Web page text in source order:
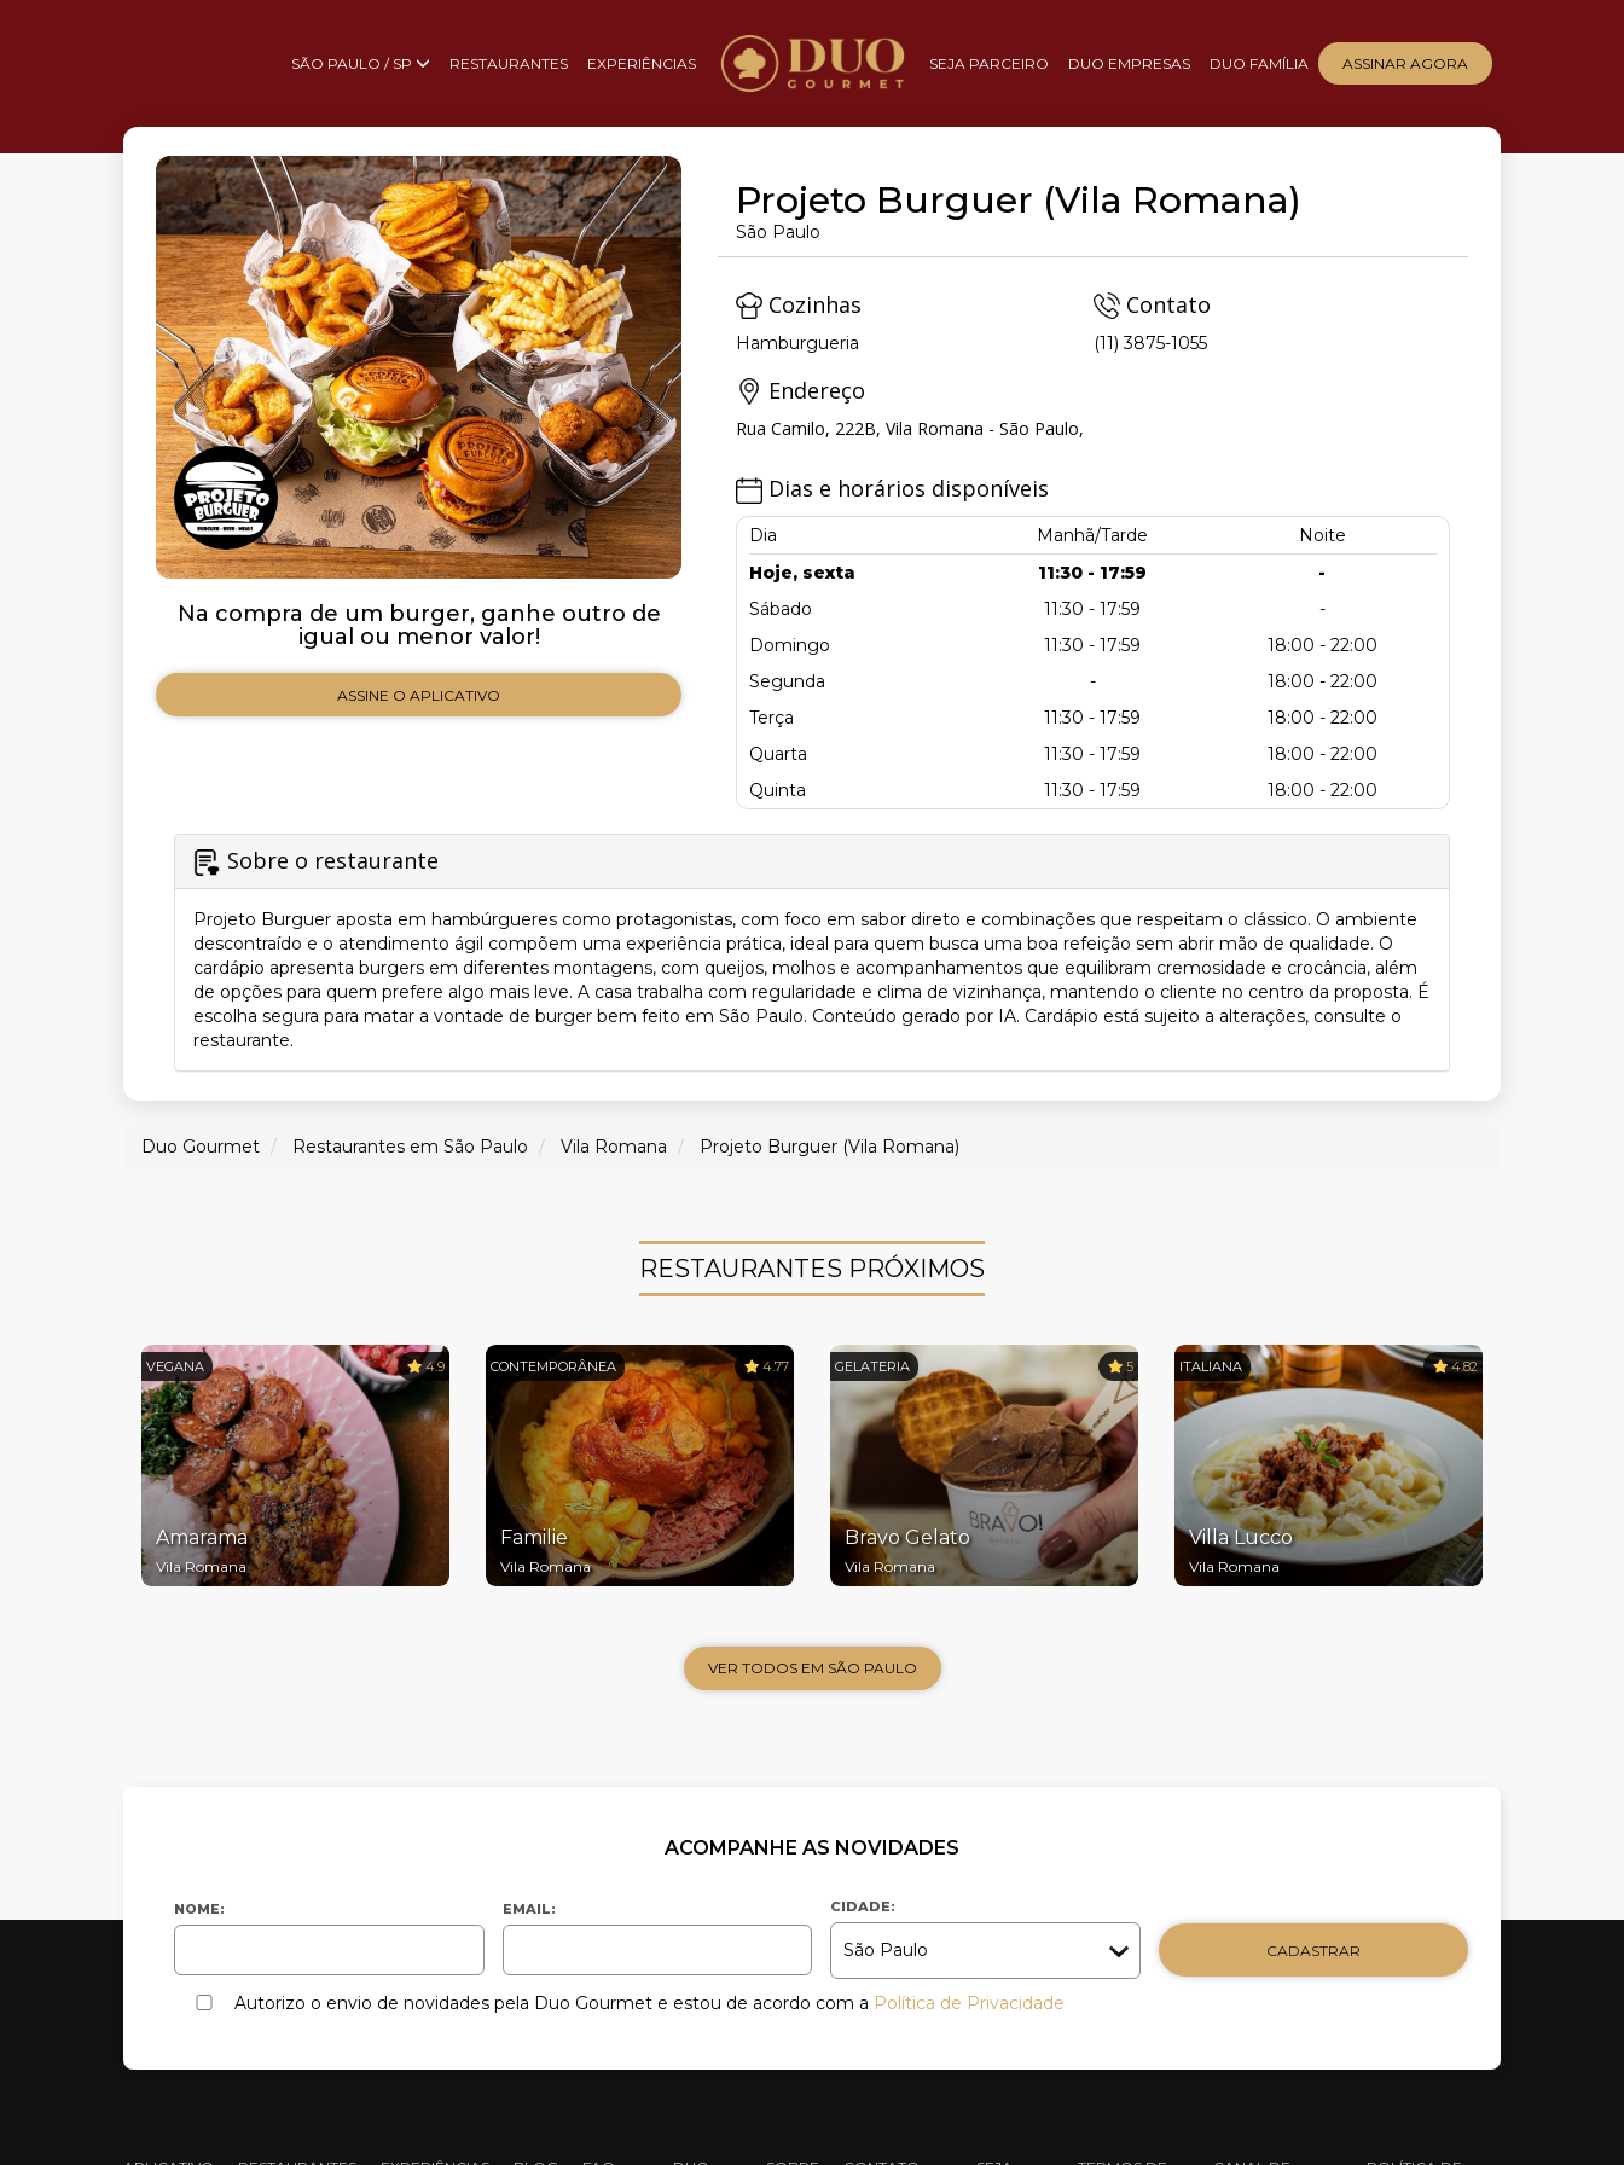
SÃO PAULO / SP RESTAURANTES EXPERIÊNCIAS SEJA PARCEIRO DUO EMPRESAS DUO FAMÍLIA ASSINAR AGORA
Na compra de um burger, ganhe outro de
igual ou menor valor!
ASSINE O APLICATIVO
Projeto Burguer (Vila Romana)
São Paulo
Cozinhas
Hamburgueria
Contato
(11) 3875-1055
Endereço
Rua Camilo, 222B, Vila Romana - São Paulo,
Dias e horários disponíveis
Dia Manhã/Tarde
Noite
Hoje, sexta
11:30 - 17:59
-
Sábado
11:30 - 17:59
-
Domingo
11:30 - 17:59
18:00 - 22:00
Segunda
-
18:00 - 22:00
Terça
11:30 - 17:59
18:00 - 22:00
Quarta
11:30 - 17:59
18:00 - 22:00
Quinta
11:30 - 17:59 18:00 - 22:00
Sobre o restaurante
Projeto Burguer aposta em hambúrgueres como protagonistas, com foco em sabor direto e combinações que respeitam o clássico. O ambiente
descontraído e o atendimento ágil compõem uma experiência prática, ideal para quem busca uma boa refeição sem abrir mão de qualidade. O
cardápio apresenta burgers em diferentes montagens, com queijos, molhos e acompanhamentos que equilibram cremosidade e crocância, além
de opções para quem prefere algo mais leve. A casa trabalha com regularidade e clima de vizinhança, mantendo o cliente no centro da proposta. É
escolha segura para matar a vontade de burger bem feito em São Paulo. Conteúdo gerado por IA. Cardápio está sujeito a alterações, consulte o
restaurante.
Duo Gourmet Restaurantes em São Paulo Vila Romana Projeto Burguer (Vila Romana)
RESTAURANTES PRÓXIMOS
VEGANA 4.9
Amarama
Vila Romana
CONTEMPORÂNEA 4.77
Familie
Vila Romana
GELATERIA 5
Bravo Gelato
Vila Romana
ITALIANA 4.82
Villa Lucco
Vila Romana
VER TODOS EM SÃO PAULO
ACOMPANHE AS NOVIDADES
NOME: EMAIL: CIDADE:
CADASTRAR
Autorizo o envio de novidades pela Duo Gourmet e estou de acordo com a Política de Privacidade